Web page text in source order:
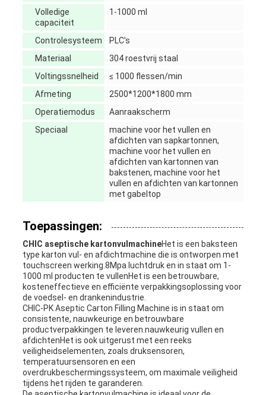
Volledige
capaciteit
1-1000 ml
Controlesysteem
PLC's
Materiaal
304 roestvrij staal
Voltingssnelheid
≤ 1000 flessen/min
Afmeting
2500*1200*1800 mm
Operatiemodus
Aanraakscherm
Speciaal
machine voor het vullen en
afdichten van sapkartonnen,
machine voor het vullen en
afdichten van kartonnen van
bakstenen, machine voor het
vullen en afdichten van kartonnen
met gabeltop
Toepassingen:
CHIC aseptische kartonvulmachineHet is een baksteen
type karton vul- en afdichtmachine die is ontworpen met
touchscreen werking.8Mpa luchtdruk en in staat om 1-
1000 ml producten te vullenHet is een betrouwbare,
kosteneffectieve en efficiënte verpakkingsoplossing voor
de voedsel- en drankenindustrie.
CHIC-PK Aseptic Carton Filling Machine is in staat om
consistente, nauwkeurige en betrouwbare
productverpakkingen te leveren.nauwkeurig vullen en
afdichtenHet is ook uitgerust met een reeks
veiligheidselementen, zoals druksensoren,
temperatuursensoren en een
overdrukbeschermingssysteem, om maximale veiligheid
tijdens het rijden te garanderen.